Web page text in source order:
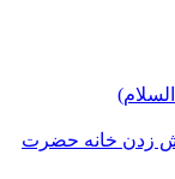
زدن خانه حضرت